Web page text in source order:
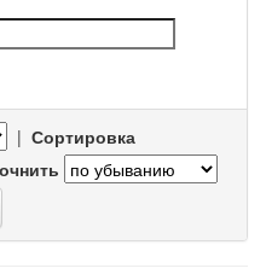
| Сортировка